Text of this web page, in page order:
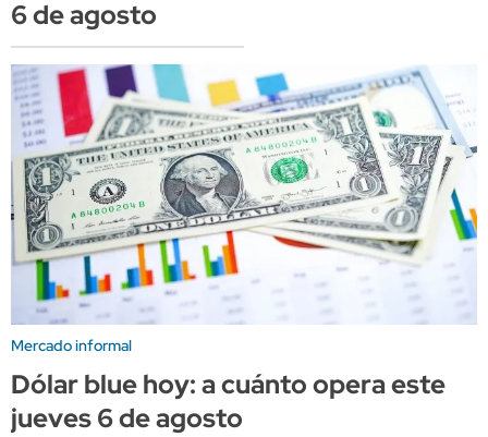
6 de agosto
Mercado informal
Dólar blue hoy: a cuánto opera este
jueves 6 de agosto